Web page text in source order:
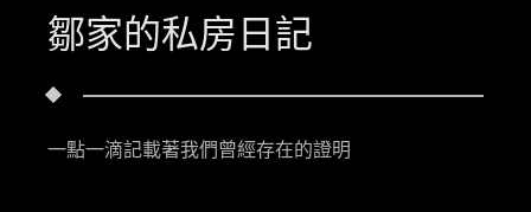
鄒家的私房日記
一點一滴記載著我們曾經存在的證明